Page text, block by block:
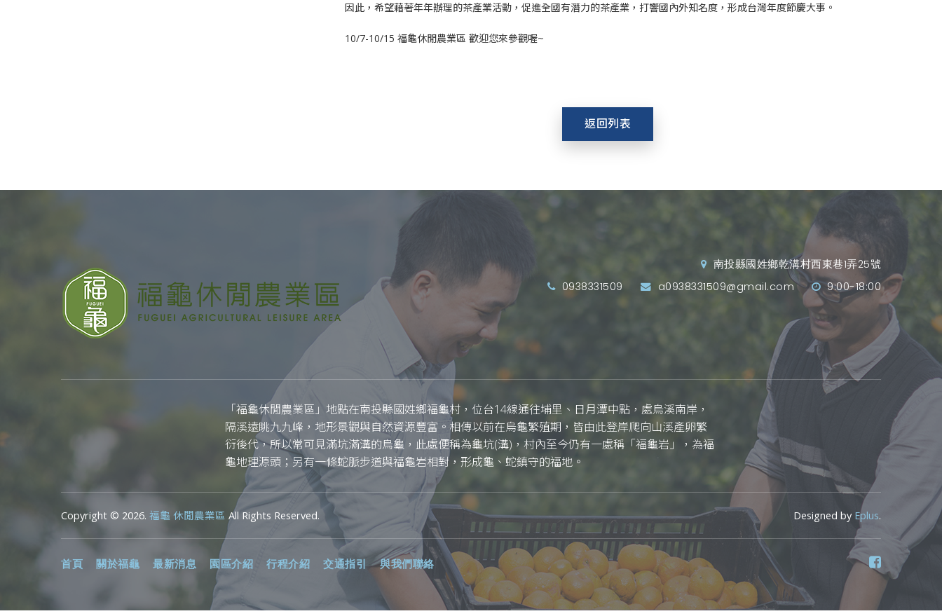
因此，希望藉著年年辦理的茶產業活動，促進全國有潛力的茶產業，打響國內外知名度，形成台灣年度節慶大事。
10/7-10/15 福龜休閒農業區 歡迎您來參觀喔~
返回列表
南投縣國姓鄉乾溝村西東巷1弄25號
0938331509
a0938331509@gmail.com 9:00-18:00
「福龜休閒農業區」地點在南投縣國姓鄉福龜村，位台14線通往埔里、日月潭中點，處烏溪南岸，
隔溪遠眺九九峰，地形景觀與自然資源豐富。相傳以前在烏龜繁殖期，皆由此登岸爬向山溪產卵繁
衍後代，所以常可見滿坑滿溝的烏龜，此處便稱為龜坑(溝)，村內至今仍有一處稱「福龜岩」，為福
龜地理源頭；另有一條蛇脈步道與福龜岩相對，形成龜、蛇鎮守的福地。
Copyright © 2026. 福龜 休閒農業區 All Rights Reserved. Designed by Eplus.
首頁 關於福龜 最新消息 園區介紹 行程介紹 交通指引 與我們聯絡